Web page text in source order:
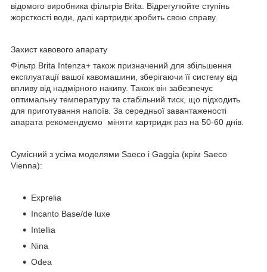
відомого виробника фільтрів Brita. Відрегулюйте ступінь
жорсткості води, далі картридж зробить свою справу.
Захист кавового апарату
Фільтр Brita Intenza+ також призначений для збільшення
експлуатації вашої кавомашини, зберігаючи її систему від
впливу від надмірного накипу. Також він забезпечує
оптимальну температуру та стабільний тиск, що підходить
для приготування напоїв. За середньої завантаженості
апарата рекомендуємо міняти картридж раз на 50-60 днів.
Сумісний з усіма моделями Saeco і Gaggia (крім Saeco
Vienna):
Exprelia
Incanto Base/de luxe
Intellia
Nina
Odea